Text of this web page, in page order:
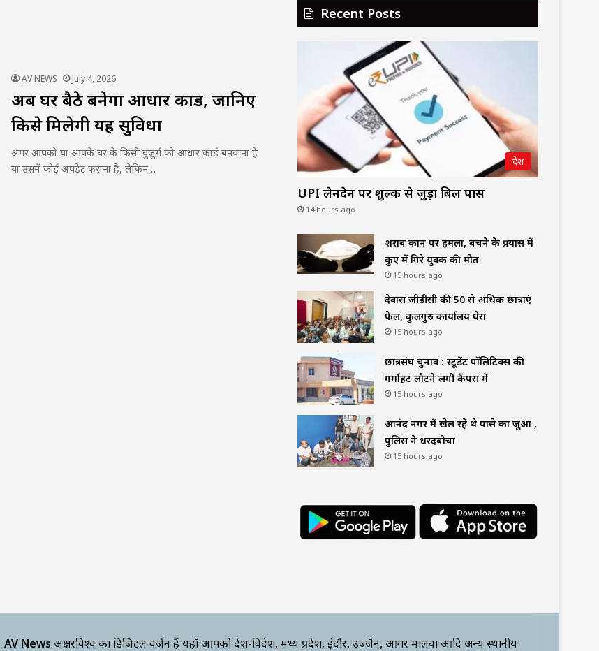
AV NEWS July 4, 2026
अब घर बैठे बनेगा आधार कार्ड, जानिए
किसे मिलेगी यह सुविधा
अगर आपको या आपके घर के किसी बुजुर्ग को आधार कार्ड बनवाना है
या उसमें कोई अपडेट कराना है, लेकिन…
Recent Posts
देश
UPI लेनदेन पर शुल्क से जुड़ा बिल पास
14 hours ago
शराब दुकान पर हमला, बचने के प्रयास में
कुए में गिरे युवक की मौत
15 hours ago
देवास जीडीसी की 50 से अधिक छात्राएं
फेल, कुलगुरु कार्यालय घेरा
15 hours ago
छात्रसंघ चुनाव : स्टूडेंट पॉलिटिक्स की
गर्माहट लौटने लगी कैंपस में
15 hours ago
आनंद नगर में खेल रहे थे पासे का जुआ ,
पुलिस ने धरदबोचा
15 hours ago
AV News अक्षरविश्व का डिजिटल वर्जन हैं यहाँ आपको देश-विदेश, मध्य प्रदेश, इंदौर, उज्जैन, आगर मालवा आदि अन्य स्थानीय